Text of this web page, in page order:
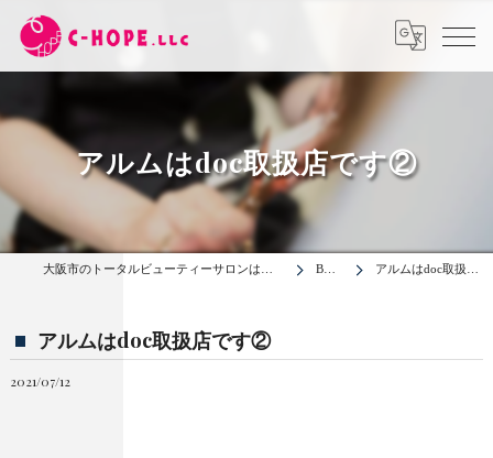
アルムはdoc取扱店です②
BLOG アルムはdoc取扱店です②
アルムはdoc取扱店です②
2021/07/12